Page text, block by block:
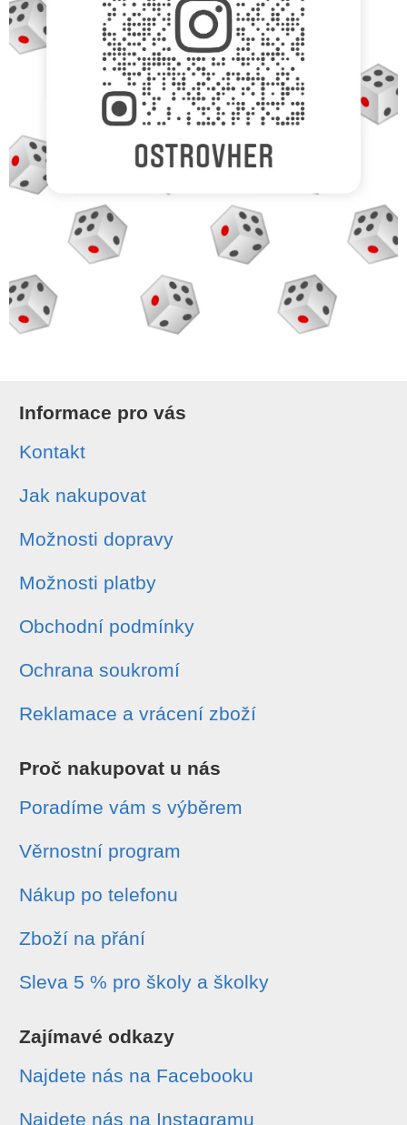
Informace pro vás
Kontakt
Jak nakupovat
Možnosti dopravy
Možnosti platby
Obchodní podmínky
Ochrana soukromí
Reklamace a vrácení zboží
Proč nakupovat u nás
Poradíme vám s výběrem
Věrnostní program
Nákup po telefonu
Zboží na přání
Sleva 5 % pro školy a školky
Zajímavé odkazy
Najdete nás na Facebooku
Najdete nás na Instagramu